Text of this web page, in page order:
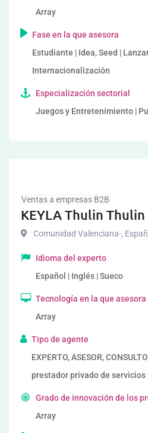
Array
Fase en la que asesora
Estudiante | Idea, Seed |
Internacionalización
Especialización sectorial
Juegos y Entretenimiento |
Ventas a empresas B2B
KEYLA Thulin Thulin
Comunidad Valenciana-,
Idioma del experto
Español | Inglés | Sueco
Tecnología en la que asesora
Array
Tipo de agente
EXPERTO, ASESOR,
prestador privado de servicios
Grado de innovación de los
Array